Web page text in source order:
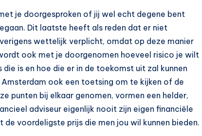
je doorgesproken of jij wel echt degene bent
Dit laatste heeft als reden dat er niet
wettelijk verplicht, omdat op deze manier
ook met je doorgenomen hoeveel risico je wilt
is en hoe die er in de toekomst uit zal kunnen
ook een toetsing om te kijken of de
punten bij elkaar genomen, vormen een helder,
adviseur eigenlijk nooit zijn eigen financiële
voordeligste prijs die men jou wil kunnen bieden.